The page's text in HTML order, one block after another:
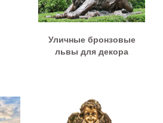
Уличные бронзовые
львы для декора